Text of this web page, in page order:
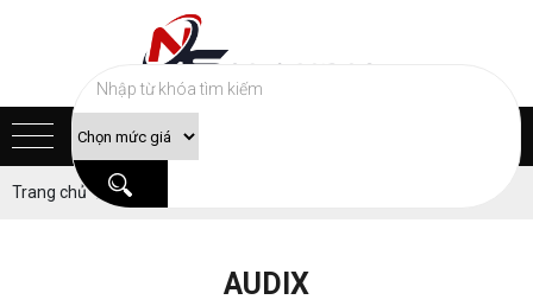
Trang chủ Sản phẩm
AUDIX